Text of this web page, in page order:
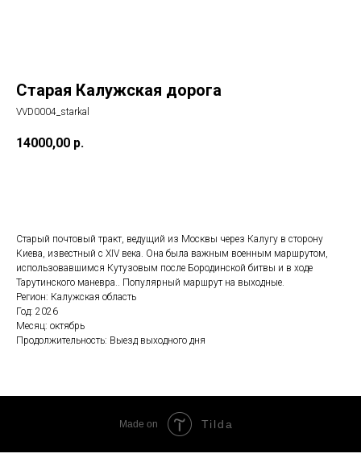
Старая Калужская дорога
VVD0004_starkal
14000,00 р.
Cтарый почтовый тракт, ведущий из Москвы через Калугу в сторону
Киева, известный с XIV века. Она была важным военным маршрутом,
использовавшимся Кутузовым после Бородинской битвы и в ходе
Тарутинского маневра.. Популярный маршрут на выходные.
Регион: Калужская область
Год: 2026
Месяц: октябрь
Продолжительность: Выезд выходного дня
Made on Tilda